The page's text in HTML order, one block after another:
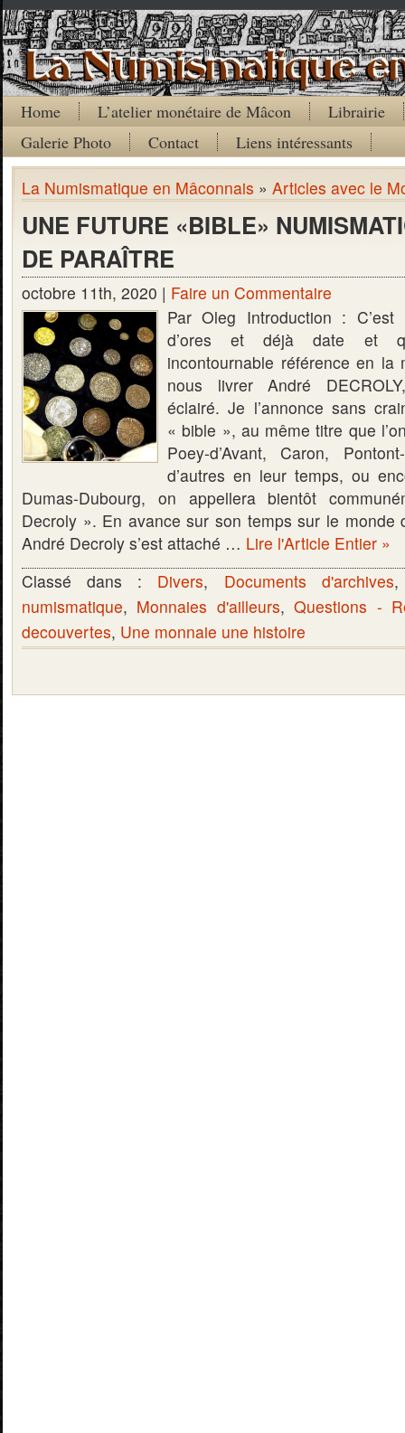
Home L’atelier monétaire de Mâcon
Librairie
Galerie Photo
Contact Liens intéressants
La Numismatique en Mâconnais » Articles avec le
UNE FUTURE «BIBLE»
DE PARAÎTRE
octobre 11th, 2020 | Faire un Commentaire
Par Oleg Introduction :
d’ores et déjà date et
incontournable référence en la
nous livrer André
éclairé. Je l’annonce sans
« bible », au même titre que
Poey-d’Avant, Caron,
d’autres en leur temps, ou
Dumas-Dubourg, on appellera bientôt
Decroly ». En avance sur son temps sur le monde
André Decroly s’est attaché … Lire l'Article Entier »
Classé dans : Divers, Documents d'archives
numismatique, Monnaies d'ailleurs,Questions -
decouvertes, Une monnaie une histoire